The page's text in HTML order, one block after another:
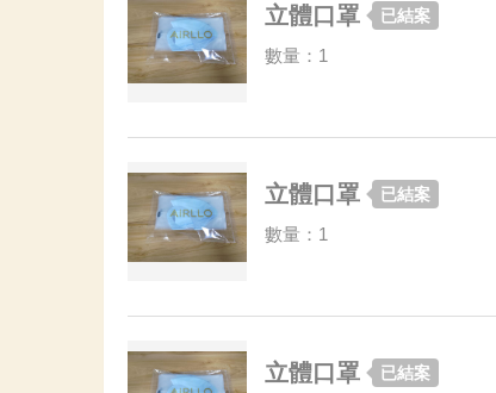
立體口罩 已結案
數量：1
立體口罩 已結案
數量：1
立體口罩 已結案